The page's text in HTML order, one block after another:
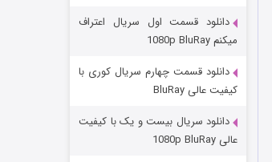
مردگان متحرک: شهر مرده ۳
دانلود قسمت اول سریال اعتراف
میکنم 1080p BluRay
دانلود قسمت چهارم سریال کوری با
کیفیت عالی BluRay
دانلود سریال بیست و یک با کیفیت
عالی 1080p BluRay